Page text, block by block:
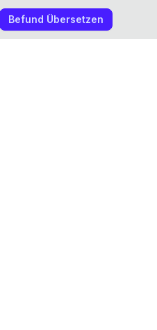
Befund Übersetzen